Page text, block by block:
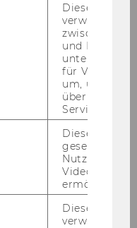
Dieses
verwendet,
zwischen
und Bots zu
für Vimeo
um, um
über die
Service zu
Dieses
gesetzt, um
Nutzung des
Videoplayers
ermöglichen
Dieses
verwendet,